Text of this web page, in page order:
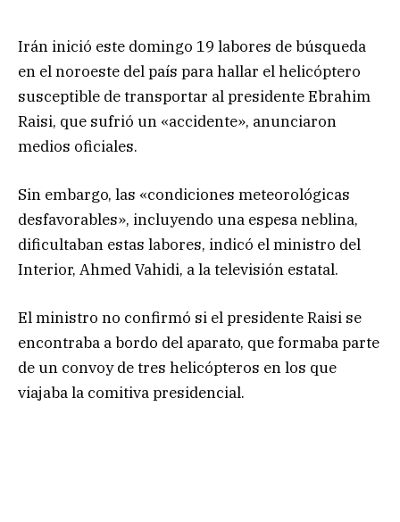
Irán inició este domingo 19 labores de búsqueda
en el noroeste del país para hallar el helicóptero
susceptible de transportar al presidente Ebrahim
Raisi, que sufrió un «accidente», anunciaron
medios oficiales.
Sin embargo, las «condiciones meteorológicas
desfavorables», incluyendo una espesa neblina,
dificultaban estas labores, indicó el ministro del
Interior, Ahmed Vahidi, a la televisión estatal.
El ministro no confirmó si el presidente Raisi se
encontraba a bordo del aparato, que formaba parte
de un convoy de tres helicópteros en los que
viajaba la comitiva presidencial.